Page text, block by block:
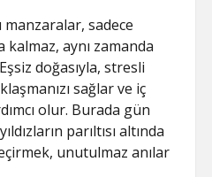
sadece
aynı zamanda
doğasıyla, stresli
sağlar ve iç
olur. Burada gün
parıltısı altında
unutulmaz anılar